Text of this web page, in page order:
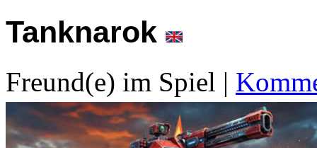
Tanknarok
Freund(e) im Spiel |